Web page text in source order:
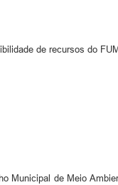
de recursos do
Municipal de Meio